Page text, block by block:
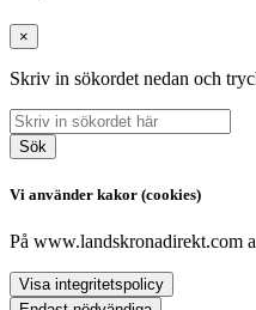
×
Skriv in sökordet nedan och
Sök
Vi använder kakor (cookies)
På www.landskronadirekt.com
Visa integritetspolicy